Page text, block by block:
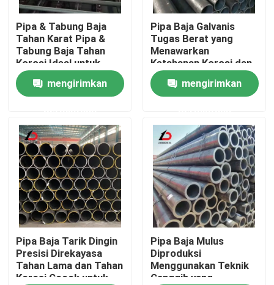
Video
Tentang Kami
Tur Pabrik
Kontrol Kualitas
Berita
Kasus-kasus
Minta Kutipan
Koil Baja Galvanis
Pipa & Tabung Baja
Tahan Karat Pipa &
Tabung Baja Tahan
Korosi Ideal untuk
Pemrosesan Kimia dan
Sistem Industri
mengirimkan
Pipa Baja Galvanis
Tugas Berat yang
Menawarkan
Ketahanan Korosi dan
Ketahanan Mekanis
yang Luar Biasa untuk
Proyek Industri
mengirimkan
Pipa Baja Tarik Dingin
Presisi Direkayasa
Tahan Lama dan Tahan
Korosi Cocok untuk
Pipa Baja Mulus
Diproduksi
Menggunakan Teknik
Canggih yang